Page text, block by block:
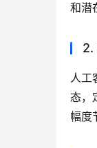
和潜
2.
人工
态，
幅度